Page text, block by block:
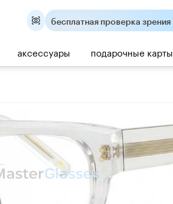
бесплатная проверка зрения
аксессуары подарочные карты